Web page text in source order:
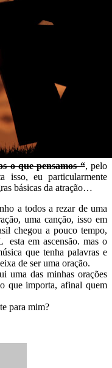
o que pensamos “, pelo
isso, eu particularmente
básicas da atração…
a todos a rezar de uma
uma canção, isso em
chegou a pouco tempo,
esta em ascensão. mas o
que tenha palavras e
de ser uma oração.
uma das minhas orações
que importa, afinal quem
para mim?